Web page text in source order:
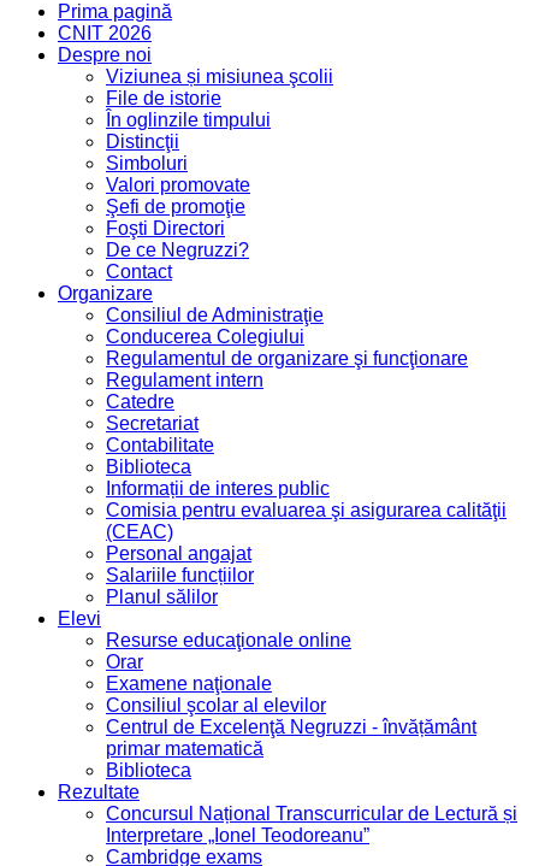
Prima pagină
CNIT 2026
Despre noi
Viziunea și misiunea şcolii
File de istorie
În oglinzile timpului
Distincţii
Simboluri
Valori promovate
Şefi de promoţie
Foşti Directori
De ce Negruzzi?
Contact
Organizare
Consiliul de Administraţie
Conducerea Colegiului
Regulamentul de organizare şi funcţionare
Regulament intern
Catedre
Secretariat
Contabilitate
Biblioteca
Informații de interes public
Comisia pentru evaluarea şi asigurarea calităţii
(CEAC)
Personal angajat
Salariile funcțiilor
Planul sălilor
Elevi
Resurse educaţionale online
Orar
Examene naţionale
Consiliul şcolar al elevilor
Centrul de Excelenţă Negruzzi - învățământ
primar matematică
Biblioteca
Rezultate
Concursul Național Transcurricular de Lectură și
Interpretare „Ionel Teodoreanu”
Cambridge exams